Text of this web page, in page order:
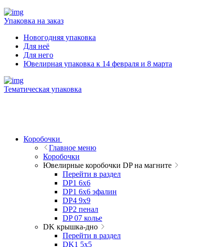
Упаковка на заказ
Новогодняя упаковка
Для неё
Для него
Ювелирная упаковка к 14 февраля и 8 марта
Тематическая упаковка
Коробочки
Главное меню
Коробочки
Ювелирные коробочки DP на магните
Перейти в раздел
DP1 6x6
DP1 6x6 эфалин
DP4 9x9
DP2 пенал
DP 07 колье
DK крышка-дно
Перейти в раздел
DK1 5x5